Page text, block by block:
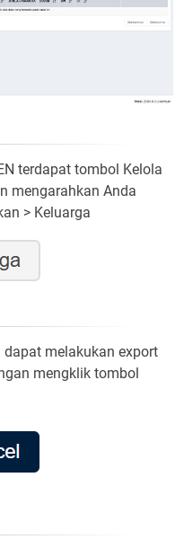
terdapat tombol Kelola
mengarahkan Anda
> Keluarga
melakukan export
mengklik tombol